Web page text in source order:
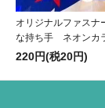
オリジナルファス
な持ち手 ネオンカ
220円(税20円)